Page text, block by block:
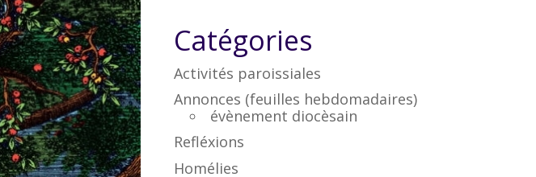
Catégories
Activités paroissiales
Annonces (feuilles hebdomadaires)
évènement diocèsain
Refléxions
Homélies